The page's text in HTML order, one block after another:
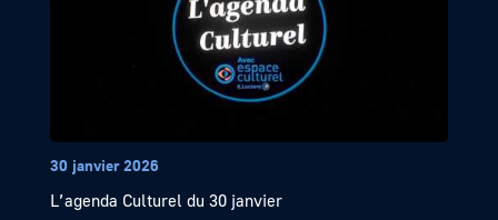
30 janvier 2026
L’agenda Culturel du 30 janvier